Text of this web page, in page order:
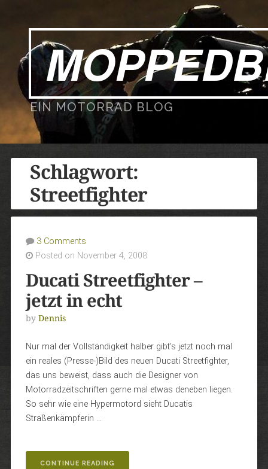
EIN MOTORRAD BLOG
Schlagwort:
Streetfighter
3 Comments
Posted on November 4, 2008
Ducati Streetfighter –
jetzt in echt
by Dennis
Nur mal der Vollständigkeit halber gibt’s jetzt noch mal
ein reales (Presse-)Bild des neuen Ducati Streetfighter,
das uns beweist, dass auch die Designer von
Motorradzeitschriften gerne mal etwas deneben liegen.
So sehr wie eine Hypermotord sieht Ducatis
Straßenkämpferin …
CONTINUE READING